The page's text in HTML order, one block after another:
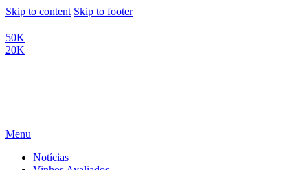
Skip to content Skip to footer
50K
20K
Menu
Notícias